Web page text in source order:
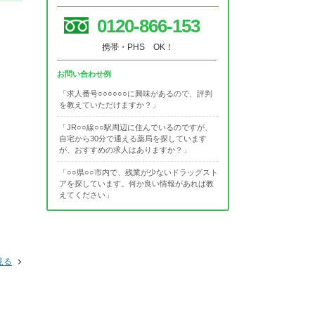
る
0120-866-153
携帯・PHS OK！
お問い合わせ例
「求人番号○○○○○○に興味があるので、評判
を教えていただけますか？」
「JR○○線○○駅周辺に住んでいるのですが、
自宅から30分で通える薬局を探しています
が、おすすめの求人はありますか？」
「○○県○○市内で、残業が少ないドラッグスト
アを探しています。何か良い情報があれば教
えてください」